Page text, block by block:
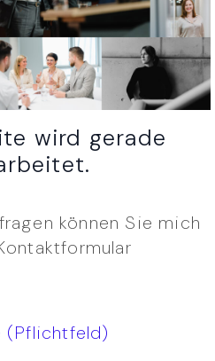
wird gerade
können Sie mich
(Pflichtfeld)